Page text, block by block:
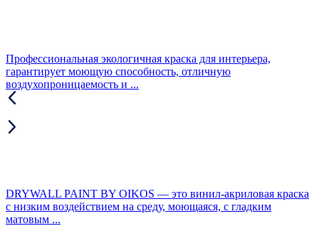
Профессиональная экологичная краска для интерьера,
гарантирует моющую способность, отличную
воздухопроницаемость и ...
DRYWALL PAINT BY OIKOS — это винил-акриловая краска
с низким воздействием на среду, моющаяся, с гладким
матовым ...